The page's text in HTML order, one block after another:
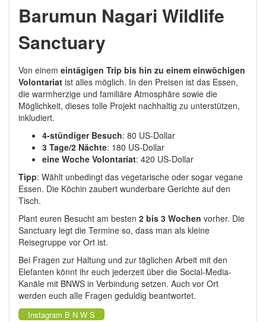
Barumun Nagari Wildlife
Sanctuary
Von einem eintägigen Trip bis hin zu einem einwöchigen
Volontariat ist alles möglich. In den Preisen ist das Essen,
die warmherzige und familiäre Atmosphäre sowie die
Möglichkeit, dieses tolle Projekt nachhaltig zu unterstützen,
inkludiert.
4-stündiger Besuch: 80 US-Dollar
3 Tage/2 Nächte: 180 US-Dollar
eine Woche Volontariat: 420 US-Dollar
Tipp: Wählt unbedingt das vegetarische oder sogar vegane
Essen. Die Köchin zaubert wunderbare Gerichte auf den
Tisch.
Plant euren Besucht am besten 2 bis 3 Wochen vorher. Die
Sanctuary legt die Termine so, dass man als kleine
Reisegruppe vor Ort ist.
Bei Fragen zur Haltung und zur täglichen Arbeit mit den
Elefanten könnt ihr euch jederzeit über die Social-Media-
Kanäle mit BNWS in Verbindung setzen. Auch vor Ort
werden euch alle Fragen geduldig beantwortet.
Instagram B N W S